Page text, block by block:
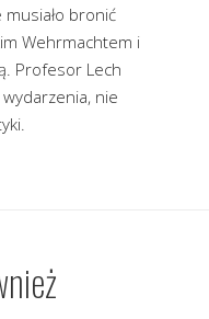
bronić
Wehrmachtem i
Profesor Lech
nie